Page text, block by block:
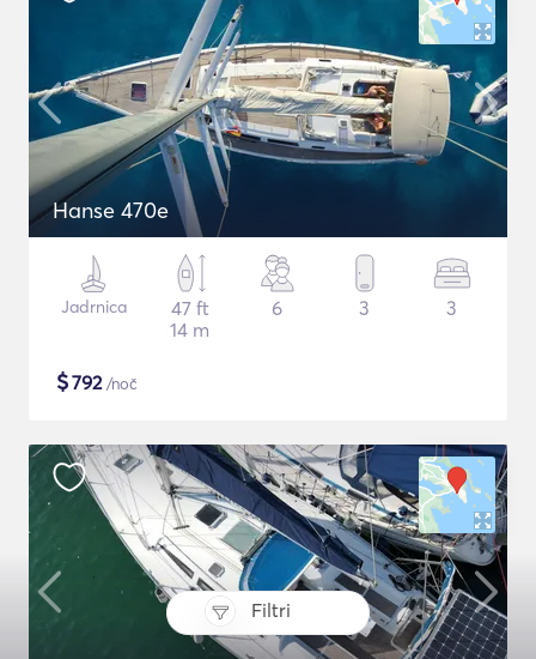
Filtri
Hanse 470e
Jadrnica
47 ft
14 m
6 3 3
$792/noč